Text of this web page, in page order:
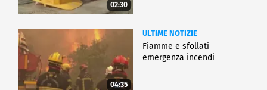
02:30
04:35
ULTIME NOTIZIE
Fiamme e sfollati
emergenza incendi